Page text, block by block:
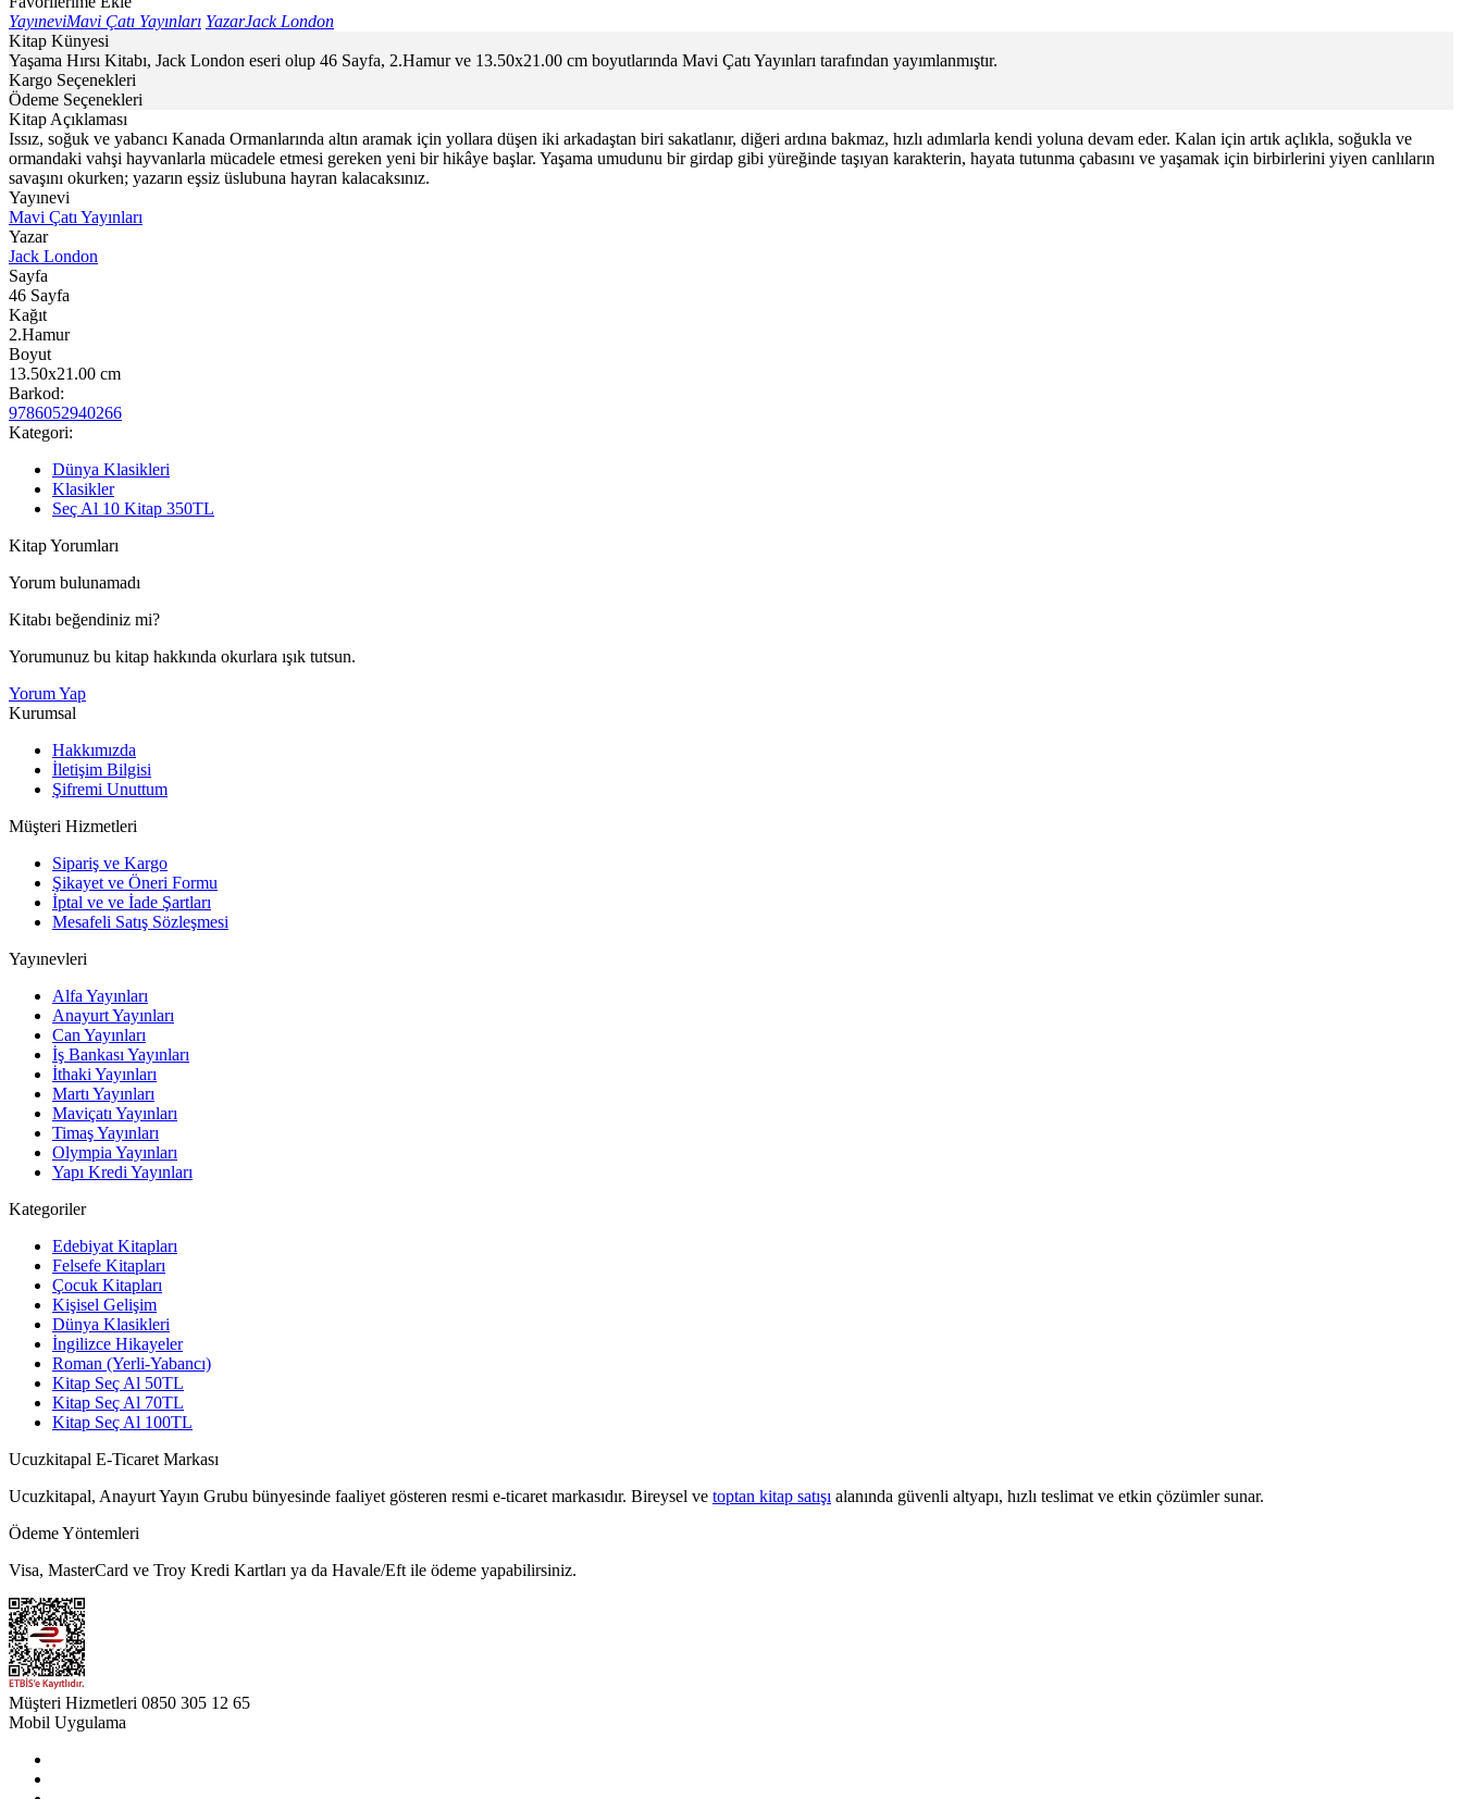
YayıneviMavi Çatı Yayınları YazarJack London
Kitap Künyesi
Yaşama Hırsı Kitabı, Jack London eseri olup 46 Sayfa, 2.Hamur ve 13.50x21.00 cm boyutlarında Mavi Çatı Yayınları tarafından yayımlanmıştır.
Kargo Seçenekleri
Ödeme Seçenekleri
Kitap Açıklaması
Issız, soğuk ve yabancı Kanada Ormanlarında altın aramak için yollara düşen iki arkadaştan biri sakatlanır, diğeri ardına bakmaz, hızlı adımlarla kendi yoluna devam eder. Kalan için artık açlıkla, soğukla ve
ormandaki vahşi hayvanlarla mücadele etmesi gereken yeni bir hikâye başlar. Yaşama umudunu bir girdap gibi yüreğinde taşıyan karakterin, hayata tutunma çabasını ve yaşamak için birbirlerini yiyen canlıların
savaşını okurken; yazarın eşsiz üslubuna hayran kalacaksınız.
Yayınevi
Mavi Çatı Yayınları
Yazar
Jack London
Sayfa
46 Sayfa
Kağıt
2.Hamur
Boyut
13.50x21.00 cm
Barkod:
9786052940266
Kategori:
Dünya Klasikleri
Klasikler
Seç Al 10 Kitap 350TL
Kitap Yorumları
Yorum bulunamadı
Kitabı beğendiniz mi?
Yorumunuz bu kitap hakkında okurlara ışık tutsun.
Yorum Yap
Kurumsal
Hakkımızda
İletişim Bilgisi
Şifremi Unuttum
Müşteri Hizmetleri
Sipariş ve Kargo
Şikayet ve Öneri Formu
İptal ve ve İade Şartları
Mesafeli Satış Sözleşmesi
Yayınevleri
Alfa Yayınları
Anayurt Yayınları
Can Yayınları
İş Bankası Yayınları
İthaki Yayınları
Martı Yayınları
Maviçatı Yayınları
Timaş Yayınları
Olympia Yayınları
Yapı Kredi Yayınları
Kategoriler
Edebiyat Kitapları
Felsefe Kitapları
Çocuk Kitapları
Kişisel Gelişim
Dünya Klasikleri
İngilizce Hikayeler
Roman (Yerli-Yabancı)
Kitap Seç Al 50TL
Kitap Seç Al 70TL
Kitap Seç Al 100TL
Ucuzkitapal E-Ticaret Markası
Ucuzkitapal, Anayurt Yayın Grubu bünyesinde faaliyet gösteren resmi e-ticaret markasıdır. Bireysel ve toptan kitap satışı alanında güvenli altyapı, hızlı teslimat ve etkin çözümler sunar.
Ödeme Yöntemleri
Visa, MasterCard ve Troy Kredi Kartları ya da Havale/Eft ile ödeme yapabilirsiniz.
Müşteri Hizmetleri 0850 305 12 65
Mobil Uygulama